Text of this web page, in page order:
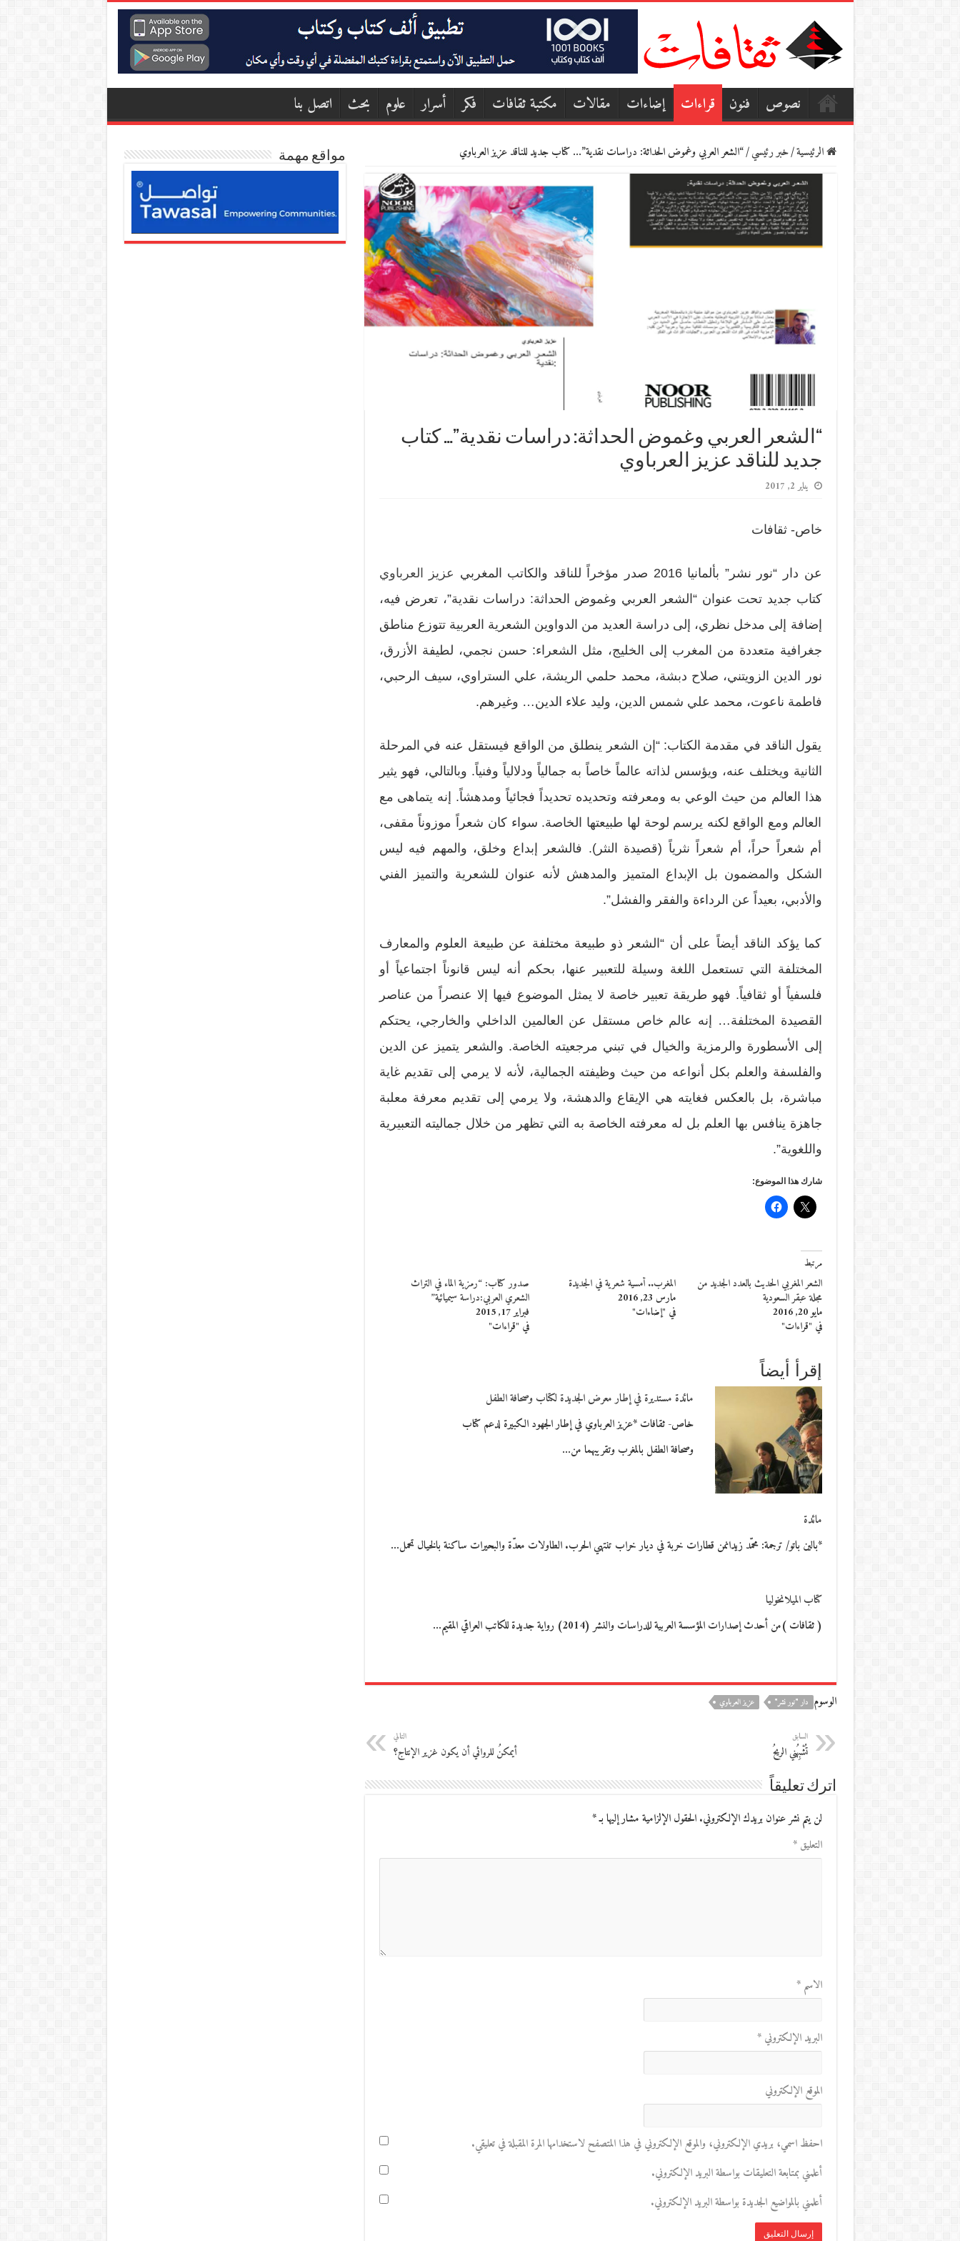
نصوص فنون قراءات إضاءات مقالات مكتبة ثقافات فكر أسرار علوم بحث اتصل بنا
الرئيسية/خبر رئيسي/“الشعر العربي وغموض الحداثة: دراسات نقدية”… كتاب جديد للناقد عزيز العرباوي
“الشعر العربي وغموض الحداثة: دراسات نقدية”… كتاب
جديد للناقد عزيز العرباوي
يناير 2, 2017
خاص- ثقافات
عن دار “نور نشر” بألمانيا 2016 صدر مؤخراً للناقد والكاتب المغربي
عزيز العرباوي
كتاب جديد تحت عنوان “الشعر العربي وغموض الحداثة: دراسات نقدية”، تعرض فيه،
إضافة إلى مدخل نظري، إلى دراسة العديد من الدواوين الشعرية العربية تتوزع مناطق
جغرافية متعددة من المغرب إلى الخليج، مثل الشعراء: حسن نجمي، لطيفة الأزرق،
نور الدين الزويتني، صلاح دبشة، محمد حلمي الريشة، علي الستراوي، سيف الرحبي،
فاطمة ناعوت، محمد علي شمس الدين، وليد علاء الدين… وغيرهم.
يقول الناقد في مقدمة الكتاب: “إن الشعر ينطلق من الواقع فيستقل عنه في المرحلة
الثانية ويختلف عنه، ويؤسس لذاته عالماً خاصاً به جمالياً ودلالياً وفنياً. وبالتالي، فهو يثير
هذا العالم من حيث الوعي به ومعرفته وتحديده تحديداً فجائياً ومدهشاً. إنه يتماهى مع
العالم ومع الواقع لكنه يرسم لوحة لها طبيعتها الخاصة. سواء كان شعراً موزوناً مقفى،
أم شعراً حراً، أم شعراً نثرياً (قصيدة النثر). فالشعر إبداع وخلق، والمهم فيه ليس
الشكل والمضمون بل الإبداع المتميز والمدهش لأنه عنوان للشعرية والتميز الفني
والأدبي، بعيداً عن الرداءة والفقر والفشل”.
كما يؤكد الناقد أيضاً على أن “الشعر ذو طبيعة مختلفة عن طبيعة العلوم والمعارف
المختلفة التي تستعمل اللغة وسيلة للتعبير عنها، بحكم أنه ليس قانوناً اجتماعياً أو
فلسفياً أو ثقافياً. فهو طريقة تعبير خاصة لا يمثل الموضوع فيها إلا عنصراً من عناصر
القصيدة المختلفة… إنه عالم خاص مستقل عن العالمين الداخلي والخارجي، يحتكم
إلى الأسطورة والرمزية والخيال في تبني مرجعيته الخاصة. والشعر يتميز عن الدين
والفلسفة والعلم بكل أنواعه من حيث وظيفته الجمالية، لأنه لا يرمي إلى تقديم غاية
مباشرة، بل بالعكس فغايته هي الإيقاع والدهشة، ولا يرمي إلى تقديم معرفة معلبة
جاهزة ينافس بها العلم بل له معرفته الخاصة به التي تظهر من خلال جماليته التعبيرية
واللغوية”.
شارك هذا الموضوع:
مرتبط
الشعر المغربي الحديث بالعدد الجديد من
مجلة عبقر السعودية
مايو 20, 2016
في "قراءات"
المغرب.. أمسية شعرية في الجديدة
مارس 23, 2016
في "إضاءات"
صدور كتاب: “رمزية الماء في التراث
الشعري العربي:دراسة سيميائية”
فبراير 17, 2015
في "قراءات"
إقرأ أيضاً
مائدة مستديرة في إطار معرض الجديدة لكتاب وصحافة الطفل
خاص- ثقافات *عزيز العرباوي في إطار الجهود الكبيرة لدعم كتاب
وصحافة الطفل بالمغرب وتقريبهما من…
مائدة
*بالين باتو/ ترجمة: محمّد زيدانمن قطارات خربة في ديار خراب تنتهي الحرب. الطاولات معدّة والبحيرات ساكنة بالخيال تحمل…
كتاب الميلانخوليا
( ثقافات )من أحدث إصدارات المؤسسة العربية للدراسات والنشر (2014) رواية جديدة للكاتب العراقي المقيم…
الوسوم دار "نور نشر" عزيز العرباوي
السابق
تُشْبِهُني الريحُ
التالي
أيمكنُ للروائي أن يكون غزير الإنتاج؟
اترك تعليقاً
لن يتم نشر عنوان بريدك الإلكتروني. الحقول الإلزامية مشار إليها بـ*
التعليق*
الاسم*
البريد الإلكتروني*
الموقع الإلكتروني
احفظ اسمي، بريدي الإلكتروني، والموقع الإلكتروني في هذا المتصفح لاستخدامها المرة المقبلة في تعليقي.
أعلمني بمتابعة التعليقات بواسطة البريد الإلكتروني.
أعلمني بالمواضيع الجديدة بواسطة البريد الإلكتروني.
مواقع مهمة